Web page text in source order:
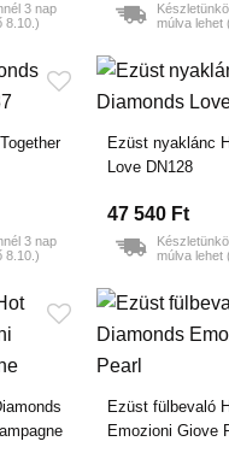
3 nap
8.10.)
múlva lehet
3 nap
8.10.)
Ezüst nyaklánc
Love DN128
47 540 Ft
múlva lehet
Ezüst fülbevaló
Emozioni Giove